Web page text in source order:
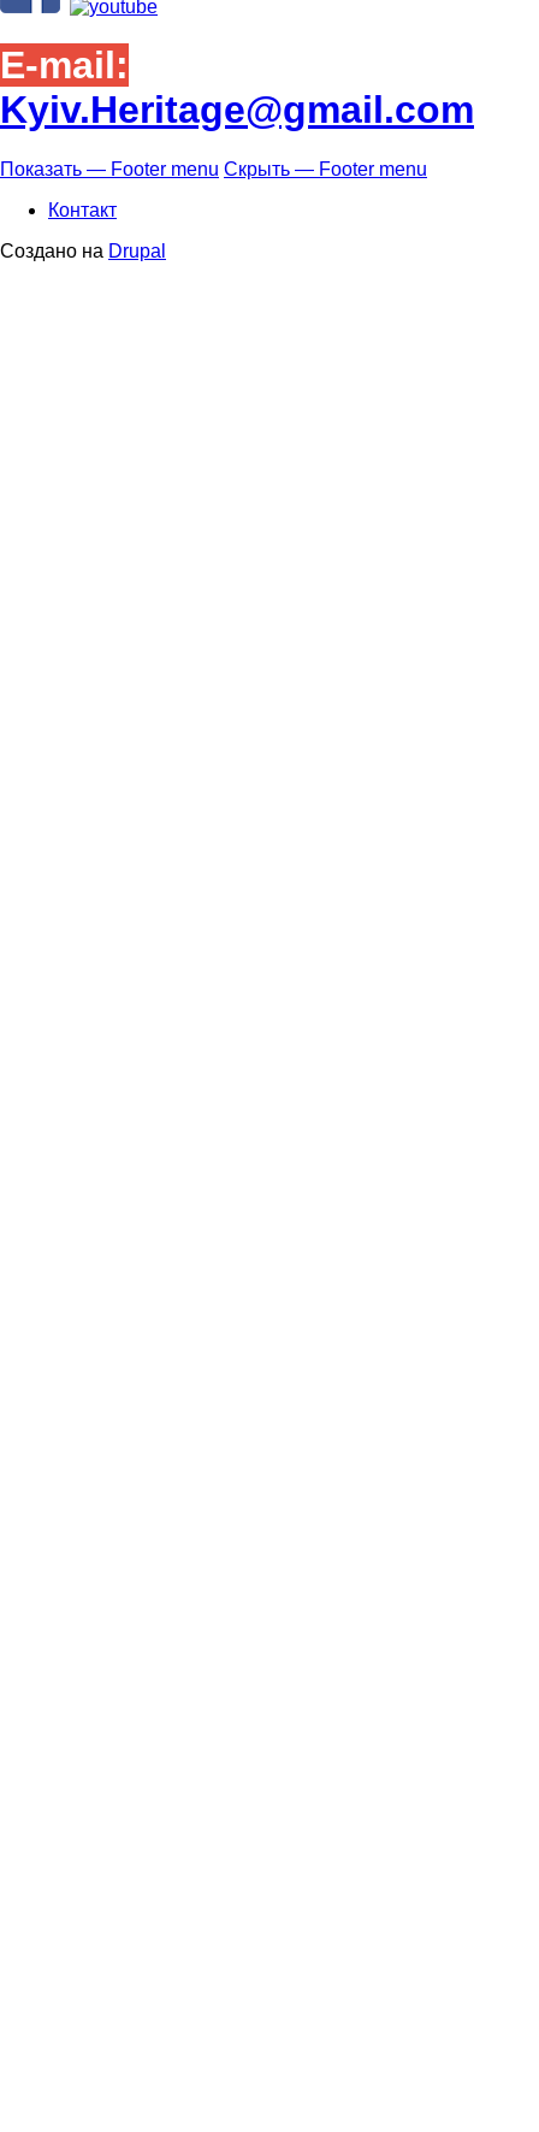
E-mail:
Kyiv.Heritage@gmail.com
Footer
Показать — Footer menu Скрыть — Footer menu
Контакт
Создано на Drupal